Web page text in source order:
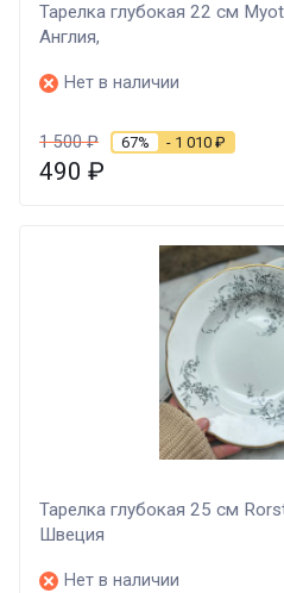
Тарелка глубокая 22 cм
Англия,
Нет в наличии
1 500₽ 67% - 1 010 ₽
490 ₽
Тарелка глубокая 25 см
Швеция
Нет в наличии